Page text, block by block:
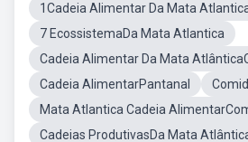
1Cadeia Alimentar Da Mata
7 EcossistemaDa Mata Atlantica
Cadeia Alimentar Da Mata
Cadeia AlimentarPantanal
Mata Atlantica Cadeia
Cadeias ProdutivasDa Mata